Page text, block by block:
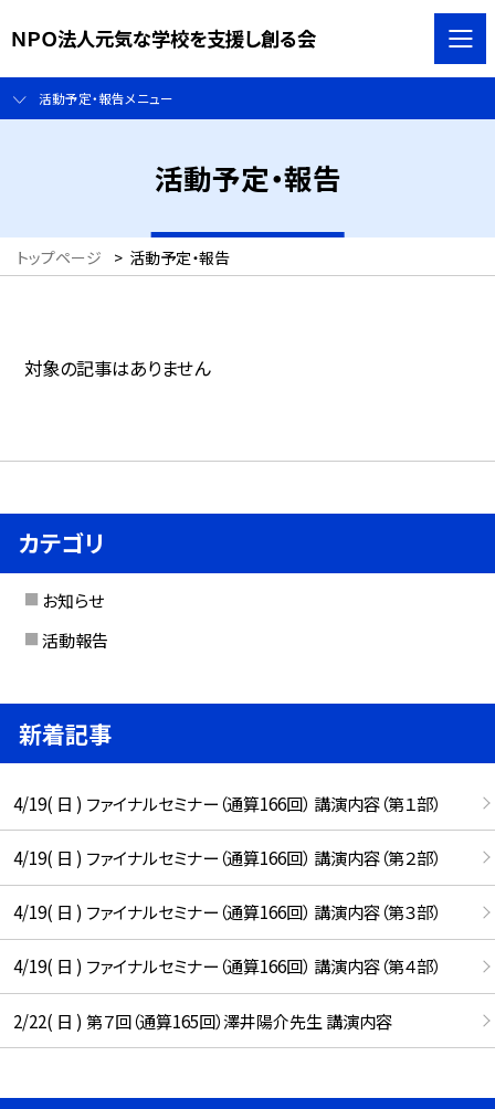
ＮＰＯ法人元気な学校を支援し創る会
活動予定・報告メニュー
活動予定・報告
トップページ > 活動予定・報告
対象の記事はありません
カテゴリ
お知らせ
活動報告
新着記事
4/19( 日 ) ファイナルセミナー（通算166回） 講演内容（第１部）
4/19( 日 ) ファイナルセミナー（通算166回） 講演内容（第２部）
4/19( 日 ) ファイナルセミナー（通算166回） 講演内容（第３部）
4/19( 日 ) ファイナルセミナー（通算166回） 講演内容（第４部）
2/22( 日 ) 第７回（通算165回）澤井陽介先生 講演内容